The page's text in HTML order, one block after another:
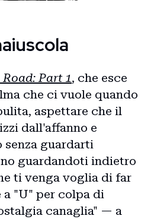
Road: Part 1, che esce
che ci vuole quando
aspettare che il
dall'affanno e
guardarti
guardandoti indietro
ti venga voglia di far
"U" per colpa di
canaglia" — a